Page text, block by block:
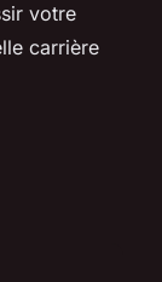
votre
carrière